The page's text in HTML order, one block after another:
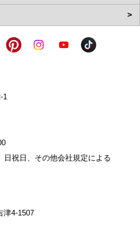
日祝日、その他会社規定による
津4-1507